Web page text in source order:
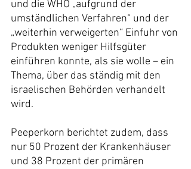
und die WHO „aufgrund der
umständlichen Verfahren“ und der
„weiterhin verweigerten“ Einfuhr von
Produkten weniger Hilfsgüter
einführen konnte, als sie wolle – ein
Thema, über das ständig mit den
israelischen Behörden verhandelt
wird.
Peeperkorn berichtet zudem, dass
nur 50 Prozent der Krankenhäuser
und 38 Prozent der primären